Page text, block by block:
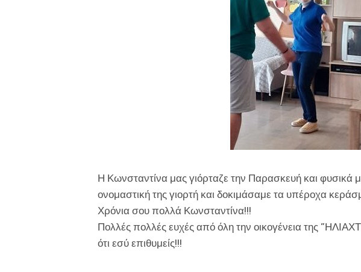
Η Κωνσταντίνα μας γιόρταζε την Παρασκευή και φυσικά
ονομαστική της γιορτή και δοκιμάσαμε τα υπέροχα
Χρόνια σου πολλά Κωνσταντίνα!!!
Πολλές πολλές ευχές από όλη την οικογένεια της
ότι εσύ επιθυμείς!!!